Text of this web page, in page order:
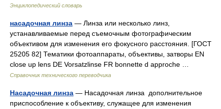
Энциклопедический словарь
насадочная линза — Линза или несколько линз,
устанавливаемые перед съемочным фотографическим
объективом для изменения его фокусного расстояния. [ГОСТ
25205 82] Тематики фотоаппараты, объективы, затворы EN
close up lens DE Vorsatzlinse FR bonnette d approche …
Справочник технического переводчика
Насадочная линза — Насадочная линза дополнительное
приспособление к объективу, служащее для изменения